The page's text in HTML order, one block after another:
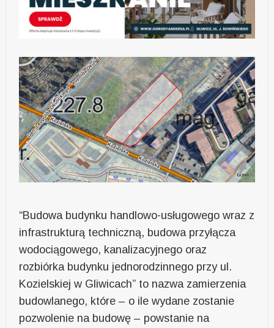
“Budowa budynku handlowo-usługowego wraz z
infrastrukturą techniczną, budowa przyłącza
wodociągowego, kanalizacyjnego oraz
rozbiórka budynku jednorodzinnego przy ul.
Kozielskiej w Gliwicach” to nazwa zamierzenia
budowlanego, które – o ile wydane zostanie
pozwolenie na budowę – powstanie na